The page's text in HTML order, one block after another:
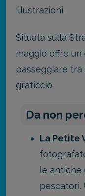
illustrazioni.
Situata sulla
maggio offre
passeggiare tra
graticcio.
Da non
La Petite
le antiche
pescatori.